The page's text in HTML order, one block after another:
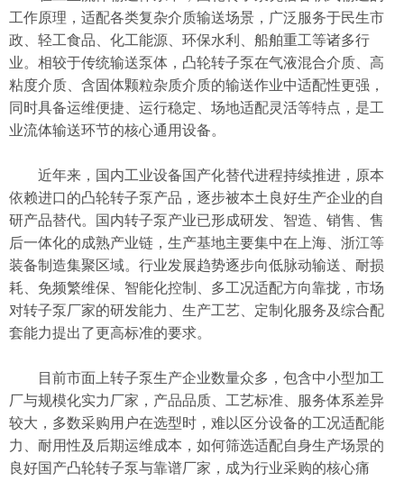
工作原理，适配各类复杂介质输送场景，广泛服务于民生市
政、轻工食品、化工能源、环保水利、船舶重工等诸多行
业。相较于传统输送泵体，凸轮转子泵在气液混合介质、高
粘度介质、含固体颗粒杂质介质的输送作业中适配性更强，
同时具备运维便捷、运行稳定、场地适配灵活等特点，是工
业流体输送环节的核心通用设备。
近年来，国内工业设备国产化替代进程持续推进，原本
依赖进口的凸轮转子泵产品，逐步被本土良好生产企业的自
研产品替代。国内转子泵产业已形成研发、智造、销售、售
后一体化的成熟产业链，生产基地主要集中在上海、浙江等
装备制造集聚区域。行业发展趋势逐步向低脉动输送、耐损
耗、免频繁维保、智能化控制、多工况适配方向靠拢，市场
对转子泵厂家的研发能力、生产工艺、定制化服务及综合配
套能力提出了更高标准的要求。
目前市面上转子泵生产企业数量众多，包含中小型加工
厂与规模化实力厂家，产品品质、工艺标准、服务体系差异
较大，多数采购用户在选型时，难以区分设备的工况适配能
力、耐用性及后期运维成本，如何筛选适配自身生产场景的
良好国产凸轮转子泵与靠谱厂家，成为行业采购的核心痛